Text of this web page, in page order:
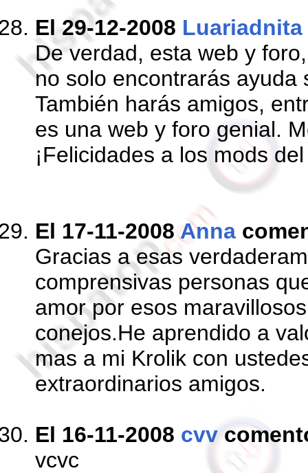
El 29-12-2008 Luariadnita
De verdad, esta web y
no solo encontrarás ayuda
También harás amigos,
es una web y foro genial.
¡Felicidades a los mods
El 17-11-2008Anna
Gracias a esas
comprensivas personas
amor por esos
conejos.He aprendido a
mas a mi Krolik con
extraordinarios amigos.
El 16-11-2008 cvv
vcvc